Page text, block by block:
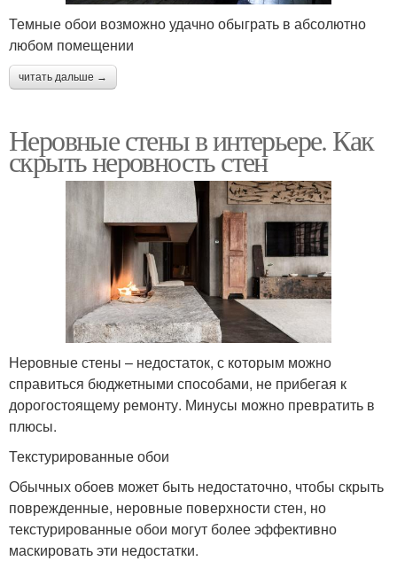
Темные обои возможно удачно обыграть в абсолютно
любом помещении
читать дальше →
Неровные стены в интерьере. Как
скрыть неровность стен
Неровные стены – недостаток, с которым можно
справиться бюджетными способами, не прибегая к
дорогостоящему ремонту. Минусы можно превратить в
плюсы.
Текстурированные обои
Обычных обоев может быть недостаточно, чтобы скрыть
поврежденные, неровные поверхности стен, но
текстурированные обои могут более эффективно
маскировать эти недостатки.